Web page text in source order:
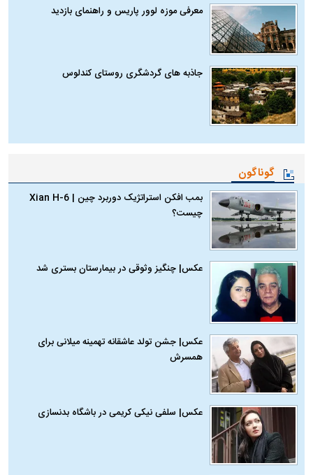
معرفی موزه لوور پاریس و راهنمای بازدید
جاذبه های گردشگری روستای کندلوس
گوناگون
بمب افکن استراتژیک دوربرد چین | Xian H-6
چیست؟
عکس| چنگیز وثوقی در بیمارستان بستری شد
عکس| جشن تولد عاشقانه تهمینه میلانی برای
همسرش
عکس| سلفی نیکی کریمی در باشگاه بدنسازی